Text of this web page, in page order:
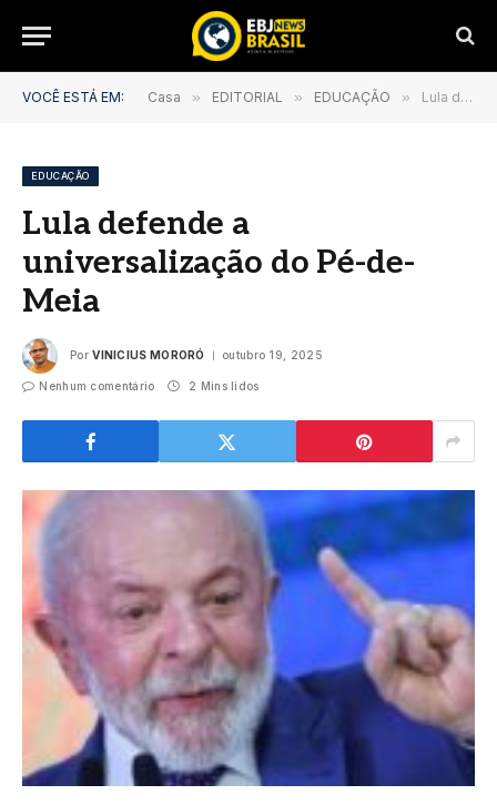
VOCÊ ESTÁ EM: Casa » EDITORIAL » EDUCAÇÃO » Lula defende a universalização do Pé-de-Meia
EDUCAÇÃO
Lula defende a
universalização do Pé-de-
Meia
Por VINICIUS MORORÓ outubro 19, 2025
Nenhum comentário 2 Mins lidos